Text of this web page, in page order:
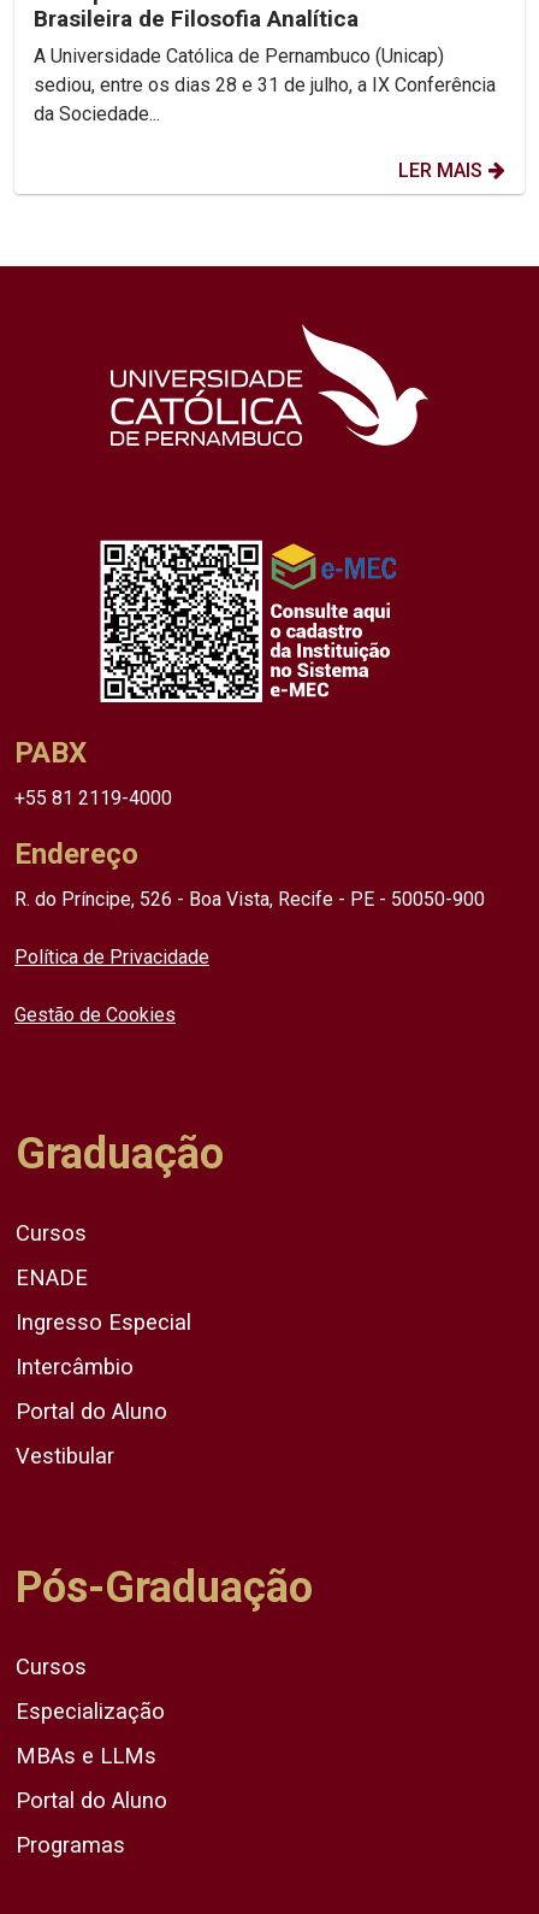
Brasileira de Filosofia Analítica
A Universidade Católica de Pernambuco (Unicap)
sediou, entre os dias 28 e 31 de julho, a IX Conferência
da Sociedade...
LER MAIS
PABX
+55 81 2119-4000
Endereço
R. do Príncipe, 526 - Boa Vista, Recife - PE - 50050-900
Política de Privacidade
Gestão de Cookies
Graduação
Cursos
ENADE
Ingresso Especial
Intercâmbio
Portal do Aluno
Vestibular
Pós-Graduação
Cursos
Especialização
MBAs e LLMs
Portal do Aluno
Programas